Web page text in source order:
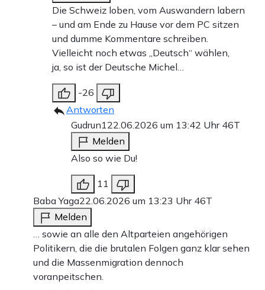
Die Schweiz loben, vom Auswandern labern
– und am Ende zu Hause vor dem PC sitzen
und dumme Kommentare schreiben.
Vielleicht noch etwas „Deutsch“ wählen,
ja, so ist der Deutsche Michel…
-26
Antworten
Gudrun122.06.2026 um 13:42 Uhr 46T
Melden
Also so wie Du!
11
Baba Yaga22.06.2026 um 13:23 Uhr 46T
Melden
… sowie an alle den Altparteien angehörigen
Politikern, die die brutalen Folgen ganz klar sehen
und die Massenmigration dennoch
voranpeitschen.